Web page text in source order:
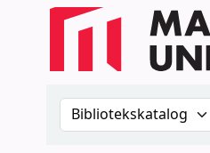
Sök i katalogen